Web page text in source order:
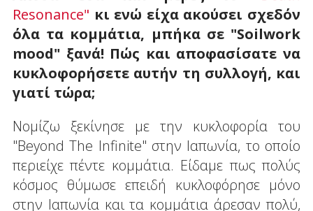
Resonance" κι ενώ είχα ακούσει σχεδόν
όλα τα κομμάτια, μπήκα σε "Soilwork
mood" ξανά! Πώς και αποφασίσατε να
κυκλοφορήσετε αυτήν τη συλλογή, και
γιατί τώρα;
Νομίζω ξεκίνησε με την κυκλοφορία του
"Beyond The Infinite" στην Ιαπωνία, το οποίο
περιείχε πέντε κομμάτια. Είδαμε πως πολύς
κόσμος θύμωσε επειδή κυκλοφόρησε μόνο
στην Ιαπωνία και τα κομμάτια άρεσαν πολύ,